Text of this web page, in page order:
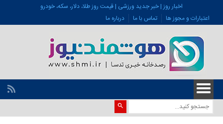
اخبار روز | خبر جدید ورزشی | قیمت روز طلا، دلار، سکه، خودرو
اعتبارات و مجوز ها
تماس با ما درباره ما